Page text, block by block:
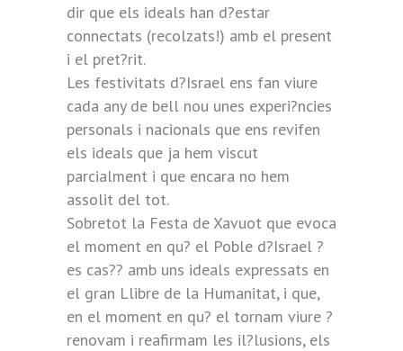
dir que els ideals han d?estar
connectats (recolzats!) amb el present
i el pret?rit.
Les festivitats d?Israel ens fan viure
cada any de bell nou unes experi?ncies
personals i nacionals que ens revifen
els ideals que ja hem viscut
parcialment i que encara no hem
assolit del tot.
Sobretot la Festa de Xavuot que evoca
el moment en qu? el Poble d?Israel ?
es cas?? amb uns ideals expressats en
el gran Llibre de la Humanitat, i que,
en el moment en qu? el tornam viure ?
renovam i reafirmam les il?lusions, els